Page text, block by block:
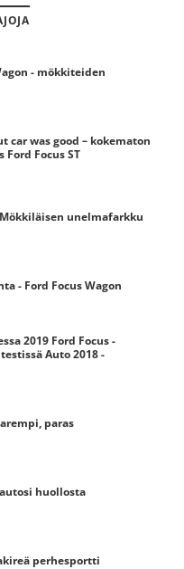
- mökkiteiden
car was good – kokematon
Focus ST
Mökkiläisen unelmafarkku
- Ford Focus Wagon
2019 Ford Focus -
Auto 2018 -
paras
huollosta
perhesportti